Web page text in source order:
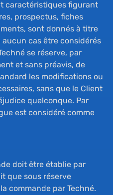
caractéristiques figurant
prospectus, fiches
sont donnés à titre
cas être considérés
se réserve, par
et sans préavis, de
les modifications ou
sans que le Client
quelconque. Par
est considéré comme
doit être établie par
que sous réserve
commande par Techné.